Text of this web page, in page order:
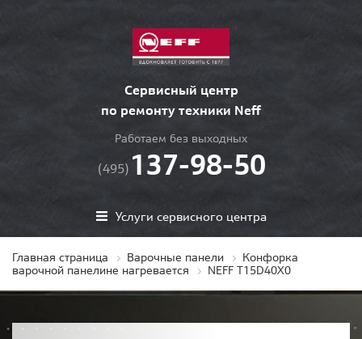
Сервисный центр
по ремонту техники Neff
Работаем без выходных
(495) 137-98-50
Услуги сервисного центра
Главная страница Варочные панели
Конфорка
варочной панелине нагревается
NEFF T15D40X0